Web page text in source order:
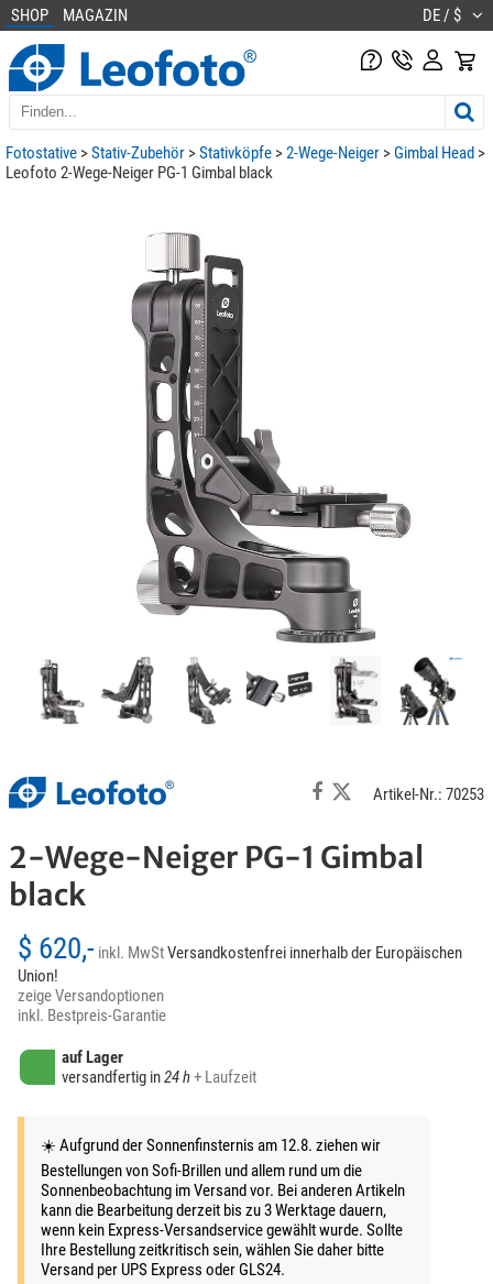
SHOP MAGAZIN DE / $
Fotostative >Stativ-Zubehör >Stativköpfe >2-Wege-Neiger >Gimbal Head >
Leofoto 2-Wege-Neiger PG-1 Gimbal black
Artikel-Nr.: 70253
2-Wege-Neiger PG-1 Gimbal
black
$ 620,- inkl. MwStVersandkostenfrei innerhalb der Europäischen
Union!
zeige Versandoptionen
inkl. Bestpreis-Garantie
auf Lager
versandfertig in24 h+ Laufzeit
☀️ Aufgrund der Sonnenfinsternis am 12.8. ziehen wir
Bestellungen von Sofi-Brillen und allem rund um die
Sonnenbeobachtung im Versand vor. Bei anderen Artikeln
kann die Bearbeitung derzeit bis zu 3 Werktage dauern,
wenn kein Express-Versandservice gewählt wurde. Sollte
Ihre Bestellung zeitkritisch sein, wählen Sie daher bitte
Versand per UPS Express oder GLS24.